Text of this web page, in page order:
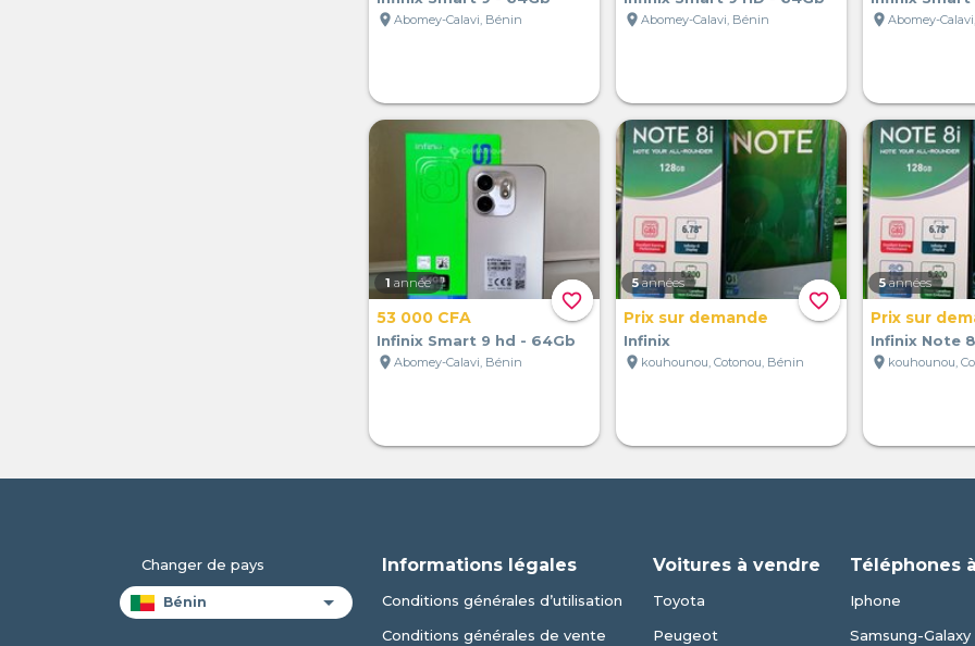
location_on Abomey-Calavi, Bénin
location_on Abomey-Calavi, Bénin
location_on Abomey-
favorite_border
1 année
53 000 CFA
Infinix Smart 9 hd - 64Gb
location_on Abomey-Calavi, Bénin
favorite_border
5 années
Prix sur demande
Infinix
location_on kouhounou, Cotonou, Bénin
5 années
Prix sur
Infinix Note
location_on kouhounou,
Changer de pays Informations légales
Conditions générales d’utilisation
Conditions générales de vente
Voitures à vendre
Toyota
Peugeot
Téléphones
Iphone
Samsung-Galaxy